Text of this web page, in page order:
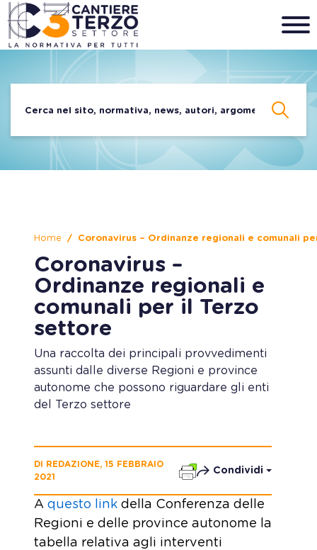
Home Coronavirus – Ordinanze regionali e comunali
Coronavirus –
Ordinanze regionali e
comunali per il Terzo
settore
Una raccolta dei principali provvedimenti
assunti dalle diverse Regioni e province
autonome che possono riguardare gli enti
del Terzo settore
DI REDAZIONE, 15 FEBBRAIO
2021
Condividi
A questo link della Conferenza delle
Regioni e delle province autonome la
tabella relativa agli interventi